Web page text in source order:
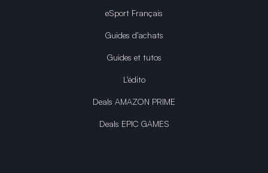
eSport Français
Guides d’achats
Guides et tutos
L'édito
Deals AMAZON PRIME
Deals EPIC GAMES